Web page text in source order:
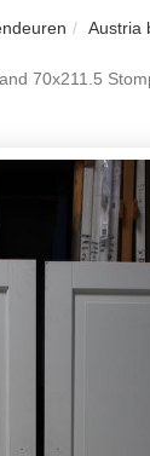
Austria
70x211.5